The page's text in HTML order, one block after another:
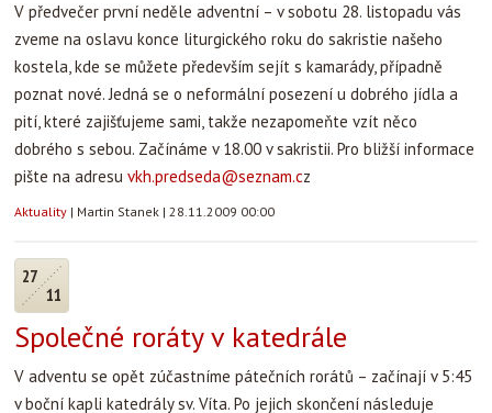
V předvečer první neděle adventní – v sobotu 28. listopadu vás
zveme na oslavu konce liturgického roku do sakristie našeho
kostela, kde se můžete především sejít s kamarády, případně
poznat nové. Jedná se o neformální posezení u dobrého jídla a
pití, které zajišťujeme sami, takže nezapomeňte vzít něco
dobrého s sebou. Začínáme v 18.00 v sakristii. Pro bližší informace
pište na adresu vkh.predseda@seznam.cz
Aktuality | Martin Stanek | 28.11.2009 00:00
27
11
Společné roráty v katedrále
V adventu se opět zúčastníme pátečních rorátů – začínají v 5:45
v boční kapli katedrály sv. Víta. Po jejich skončení následuje